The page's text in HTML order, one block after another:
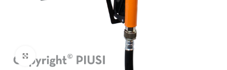
Cliquez pour agrandir